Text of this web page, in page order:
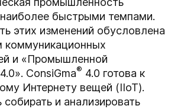
наиболее быстрыми темпами.
этих изменений обусловлена
коммуникационных
и «Промышленной
ConsiGma® 4.0 готова к
Интернету вещей (IIoT).
и анализировать